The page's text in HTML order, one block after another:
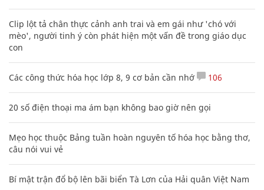
Clip lột tả chân thực cảnh anh trai và em gái như 'chó với
mèo', người tinh ý còn phát hiện một vấn đề trong giáo dục
con
Các công thức hóa học lớp 8, 9 cơ bản cần nhớ 106
20 số điện thoại ma ám bạn không bao giờ nên gọi
Mẹo học thuộc Bảng tuần hoàn nguyên tố hóa học bằng thơ,
câu nói vui vẻ
Bí mật trận đổ bộ lên bãi biển Tà Lơn của Hải quân Việt Nam